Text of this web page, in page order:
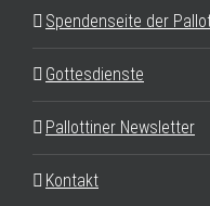
Spendenseite der
Gottesdienste
Pallottiner Newsletter
Kontakt